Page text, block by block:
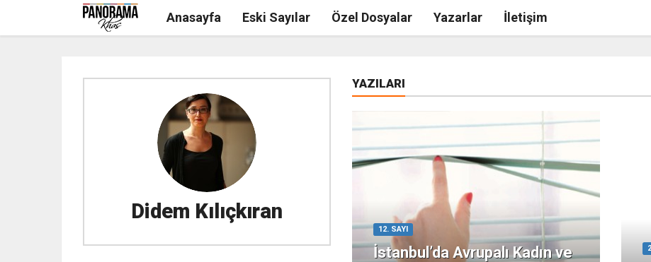
Anasayfa Eski Sayılar Özel Dosyalar Yazarlar İletişim
Didem Kılıçkıran
YAZILARI
12. SAYI
İstanbul’da Avrupalı Kadın ve